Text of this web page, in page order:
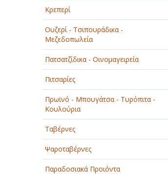
ΕΚΠΑΙΔΕΥΣΗ - ΣΧΟΛΕΣ
ΕΜΠΟΡΙΟ - ΕΜΠΟΡΙΚΑ ΚΑΤΑΣΤΗΜΑΤΑ
ΕΡΓΟΣΤΑΣΙΑ - ΒΙΟΜΗΧΑΝΙΕΣ
ΞΕΝΟΔΟΧΕΙΑ - ΤΟΥΡΙΣΜΟΣ
ΟΜΟΡΦΙΑ
ΠΑΡΟΧΗ ΥΠΗΡΕΣΙΩΝ
ΤΕΧΝΙΚΑ - ΚΑΤΑΣΚΕΥΑΣΤΙΚΑ
ΤΕΧΝΟΛΟΓΙΑ
ΥΓΕΙΑ - ΙΑΤΡΟΙ
Κρεπερί
Ουζερί - Τσιπουράδικα -
Μεζεδοπωλεία
Πατσατζίδικα - Οινομαγειρεία
Πιτσαρίες
Πρωϊνό - Μπουγάτσα - Τυρόπιτα -
Κουλούρια
Ταβέρνες
Ψαροταβέρνες
Παραδοσιακά Προιόντα